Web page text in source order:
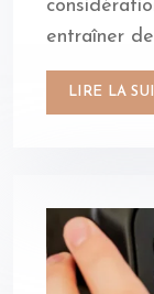
entraîner
LIRE LA